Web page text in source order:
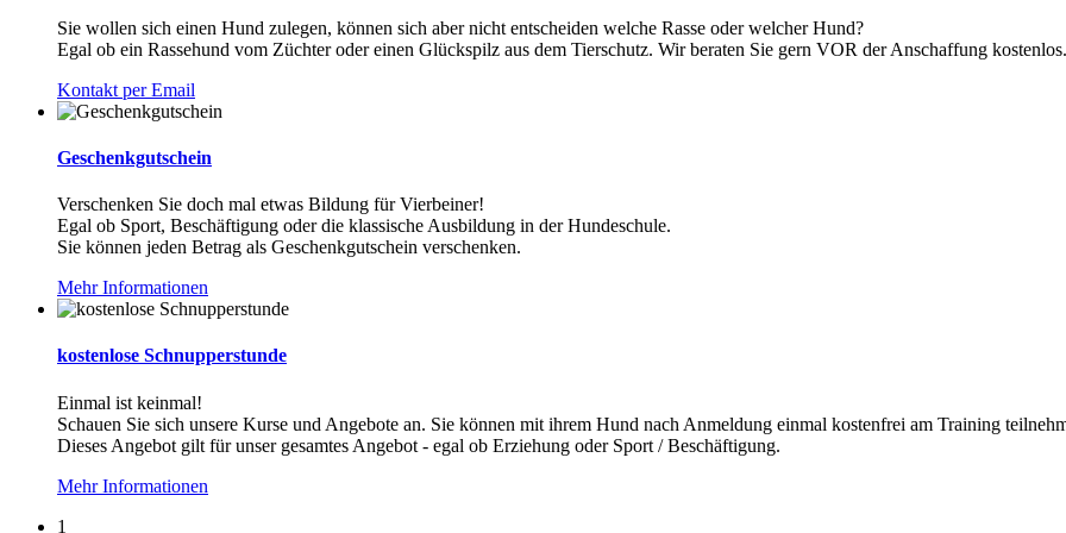
Sie wollen sich einen Hund zulegen, können sich aber nicht entscheiden welche Rasse oder welcher Hund?
Egal ob ein Rassehund vom Züchter oder einen Glückspilz aus dem Tierschutz. Wir beraten Sie gern VOR der Anschaffung kostenlos.
Kontakt per Email
Geschenkgutschein
Verschenken Sie doch mal etwas Bildung für Vierbeiner!
Egal ob Sport, Beschäftigung oder die klassische Ausbildung in der Hundeschule.
Sie können jeden Betrag als Geschenkgutschein verschenken.
Mehr Informationen
kostenlose Schnupperstunde
Einmal ist keinmal!
Schauen Sie sich unsere Kurse und Angebote an. Sie können mit ihrem Hund nach Anmeldung einmal kostenfrei am Training
Dieses Angebot gilt für unser gesamtes Angebot - egal ob Erziehung oder Sport / Beschäftigung.
Mehr Informationen
1